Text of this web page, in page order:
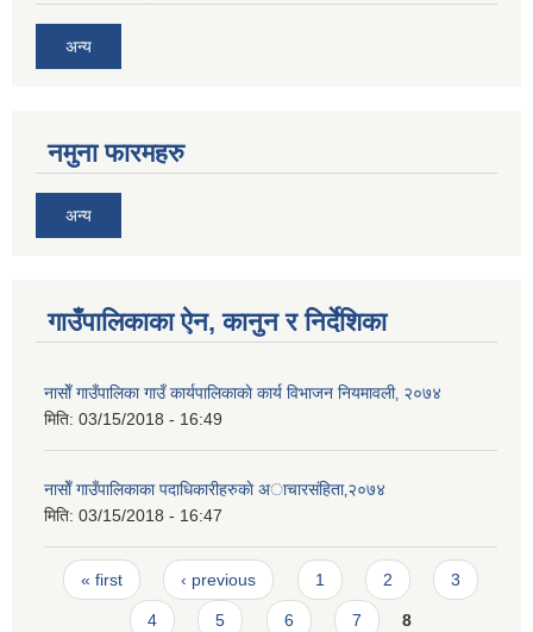
अन्य
नमुना फारमहरु
अन्य
गाउँपालिकाका ऐन, कानुन र निर्देशिका
नासाेँ गाउँपालिका गाउँ कार्यपालिकाकाे कार्य विभाजन नियमावली‚ २०७४
मिति: 03/15/2018 - 16:49
नासाेँ गाउँपालिकाका पदाधिकारीहरुकाे अाचारस‌ंहिता‚२०७४
मिति: 03/15/2018 - 16:47
Pages
« first ‹ previous 1 2 3
4 5 6 7 8